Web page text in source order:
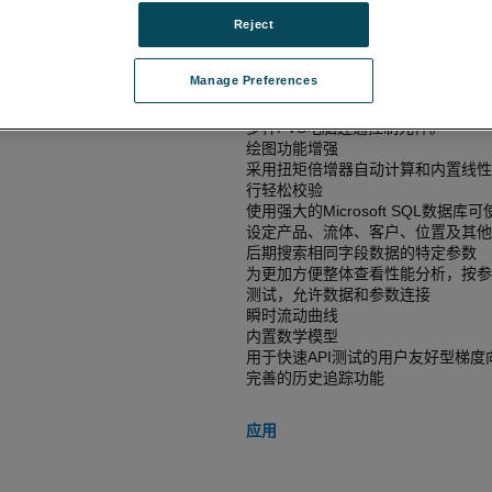
特性和优点
USB和RS232连接
多种PVS电脑连通控制元件。
绘图功能增强
采用扭矩倍增器自动计算和内置线
行轻松校验
使用强大的Microsoft SQL数据库可
设定产品、流体、客户、位置及其
后期搜索相同字段数据的特定参数
为更加方便整体查看性能分析，按
测试，允许数据和参数连接
瞬时流动曲线
内置数学模型
用于快速API测试的用户友好型梯度
完善的历史追踪功能
应用
Manage Preferences
Reject